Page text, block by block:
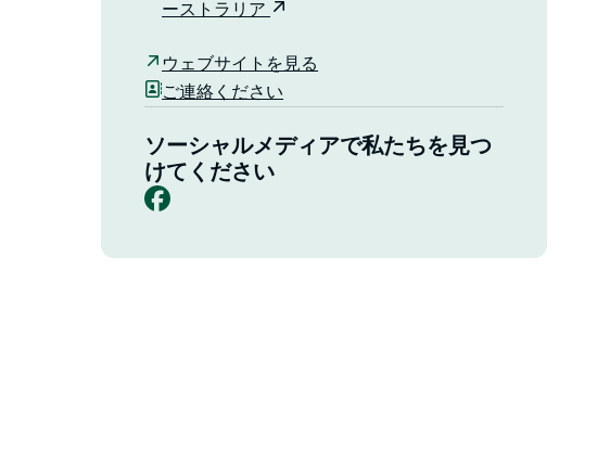
ーストラリア
ウェブサイトを見る
ご連絡ください
ソーシャルメディアで私たちを見つ
けてください
Facebook